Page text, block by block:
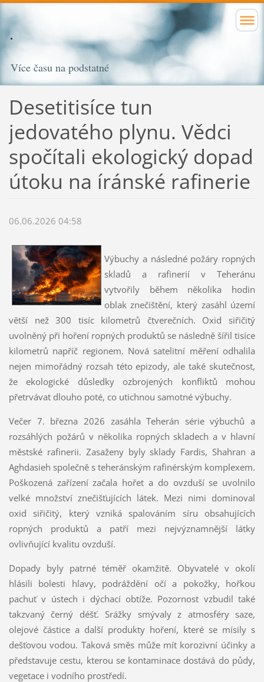
Více času na podstatné
Desetitisíce tun
jedovatého plynu. Vědci
spočítali ekologický dopad
útoku na íránské rafinerie
06.06.2026 04:58
Výbuchy a následné požáry ropných
skladů a rafinerií v Teheránu
vytvořily během několika hodin
oblak znečištění, který zasáhl území
větší než 300 tisíc kilometrů čtverečních. Oxid siřičitý
uvolněný při hoření ropných produktů se následně šířil tisíce
kilometrů napříč regionem. Nová satelitní měření odhalila
nejen mimořádný rozsah této epizody, ale také skutečnost,
že ekologické důsledky ozbrojených konfliktů mohou
přetrvávat dlouho poté, co utichnou samotné výbuchy.
Večer 7. března 2026 zasáhla Teherán série výbuchů a
rozsáhlých požárů v několika ropných skladech a v hlavní
městské rafinerii. Zasaženy byly sklady Fardis, Shahran a
Aghdasieh společně s teheránským rafinérským komplexem.
Poškozená zařízení začala hořet a do ovzduší se uvolnilo
velké množství znečišťujících látek. Mezi nimi dominoval
oxid siřičitý, který vzniká spalováním síru obsahujících
ropných produktů a patří mezi nejvýznamnější látky
ovlivňující kvalitu ovzduší.
Dopady byly patrné téměř okamžitě. Obyvatelé v okolí
hlásili bolesti hlavy, podráždění očí a pokožky, hořkou
pachuť v ústech i dýchací obtíže. Pozornost vzbudil také
takzvaný černý déšť. Srážky smývaly z atmosféry saze,
olejové částice a další produkty hoření, které se mísily s
dešťovou vodou. Taková směs může mít korozivní účinky a
představuje cestu, kterou se kontaminace dostává do půdy,
vegetace i vodního prostředí.